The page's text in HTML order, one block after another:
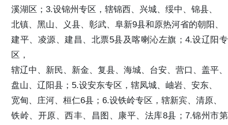
溪湖区；3.设锦州专区，辖锦西、兴城、绥中、锦县、
北镇、黑山、义县、彰武、阜新9县和原热河省的朝阳、
建平、凌源、建昌、北票5县及喀喇沁左旗；4.设辽阳专
区，
辖辽中、新民、新金、复县、海城、台安、营口、盖平、
盘山、辽阳县；5.设安东专区，辖凤城、岫岩、安东、
宽甸、庄河、桓仁6县；6.设铁岭专区，辖新宾、清原、
铁岭、开原、西丰、昌图、康平、法库8县；7.锦州市第